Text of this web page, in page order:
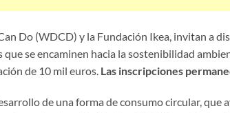
Do (WDCD) y la Fundación Ikea, invitan a
que se encaminen hacia la sostenibilidad
de 10 mil euros. Las inscripciones
de una forma de consumo circular,